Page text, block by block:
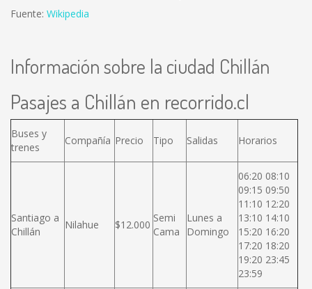
Fuente: Wikipedia
Información sobre la ciudad Chillán
Pasajes a Chillán en recorrido.cl
Buses y
trenes
Compañía Precio Tipo Salidas Horarios
Santiago a
Chillán
Nilahue $12.000
Semi
Cama
Lunes a
Domingo
06:20 08:10
09:15 09:50
11:10 12:20
13:10 14:10
15:20 16:20
17:20 18:20
19:20 23:45
23:59